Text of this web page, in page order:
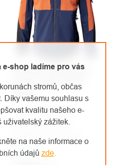
shop ladíme pro vás
stromů, občas
Díky vašemu souhlasu s
kvalitu našeho e-
uživatelský zážitek.
na naše informace o
údajů zde.
SOLIDUR arboristická
bunda Climb limited
edition
Skladem
Pohodlná a funkční
pracovní bunda s
odnímatelnými rukávy a
četnými kapsami.